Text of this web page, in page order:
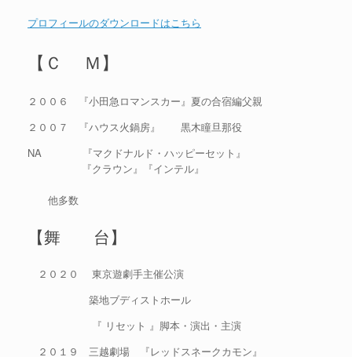
プロフィールのダウンロードはこちら
【Ｃ Ｍ】
２００６ 『小田急ロマンスカー』夏の合宿編父親
２００７ 『ハウス火鍋房』 黒木瞳旦那役
NA 『マクドナルド・ハッピーセット』
『クラウン』『インテル』
他多数
【舞 台】
２０２０ 東京遊劇手主催公演
築地ブディストホール
『 リセット 』脚本・演出・主演
２０１９ 三越劇場 『レッドスネークカモン』